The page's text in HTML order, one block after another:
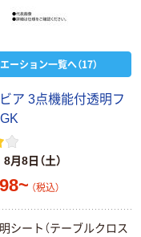
ーション一覧へ（17）
ア 3点機能付透明フ
8月8日（土）
（税込）
シート（テーブルクロス